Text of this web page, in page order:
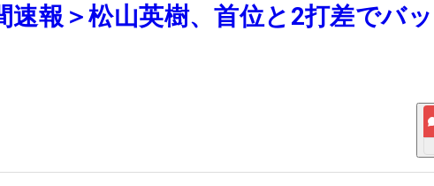
速報＞松山英樹、首位と2打差でバ